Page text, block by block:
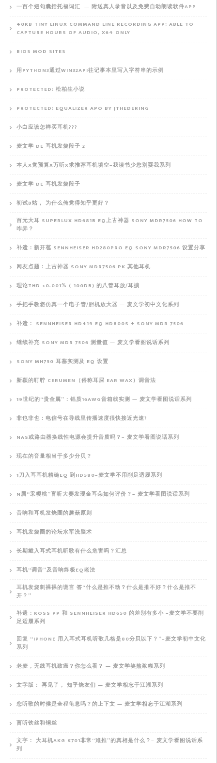
一百个短句囊括托福词汇 — 附送真人录音以及免费自动朗读软件APP
40KB TINY LINUX COMMAND LINE RECORDING APP: ABLE TO
CAPTURE HOURS OF AUDIO, X64 ONLY
BIOS MOD SITES
用PYTHON3通过WIN32API往记事本里写入字符串的示例
PROTECTED: 松柏生小说
PROTECTED: EQUALIZER APO BY JTHEDERING
小白应该怎样买耳机???
麦文学 DE 耳机发烧段子 2
本人X党预算X万听X求推荐耳机填空–我读书少您别耍我系列
麦文学 DE 耳机发烧段子
初试B站， 为什么俺觉得知乎更好？
百元大耳 SUPERLUX HD681B EQ上古神器 SONY MDR7506 HOW TO
咋弄？
补遗：新开苞 SENNHEISER HD280PRO EQ SONY MDR7506 设置分享
网友点题：上古神器 SONY MDR7506 PK 其他耳机
理论THD <0.001% (-100DB) 的八管耳放/耳擴
手把手教您仿真一个电子管/胆机放大器 — 麦文学初中文化系列
补遗： SENNHEISER HD419 EQ HD800S + SONY MDR 7506
继续补充 SONY MDR 7506 测量值 — 麦文学看图说话系列
SONY MH750 耳塞实测及 EQ 设置
新颖的耵聍 CERUMEN（俗称耳屎 EAR WAX）调音法
19世纪的“贵金属”：铝质16AWG音箱线实测 — 麦文学看图说话系列
非也非也：电信号在导线里传播速度很快接近光速?
NAS或路由器换线性电源会提升音质吗？– 麦文学看图说话系列
现在的音量相当于多少分贝？
1刀入耳耳机精确EQ 到HD580–麦文学不用削足适履系列
N届“采樱桃”盲听大赛发现金耳朵如何评价？– 麦文学看图说话系列
音响和耳机发烧圈的蘑菇原则
耳机发烧圈的论坛水军洗脑术
长期戴入耳式耳机听歌有什么危害吗？汇总
耳机“调音”及音响终极EQ老法
耳机发烧刺裸裸的谎言 答“什么是推不动？什么是推不好？什么是推不
开？”
补遗：KOSS PP 和 SENNHEISER HD650 的差别有多小 –麦文学不要削
足适履系列
回复 “IPHONE 用入耳式耳机听歌几格是80分贝以下？”–麦文学初中文化
系列
老麦，无线耳机致癌？你怎么看？ — 麦文学笑熬浆糊系列
文字版： 再见了， 知乎烧友们 — 麦文学相忘于江湖系列
您听歌的时候是全程龟息吗？的上下文 — 麦文学相忘于江湖系列
盲听铁丝和铜丝
文字： 大耳机AKG K701非常“难推”的真相是什么？– 麦文学看图说话系
列